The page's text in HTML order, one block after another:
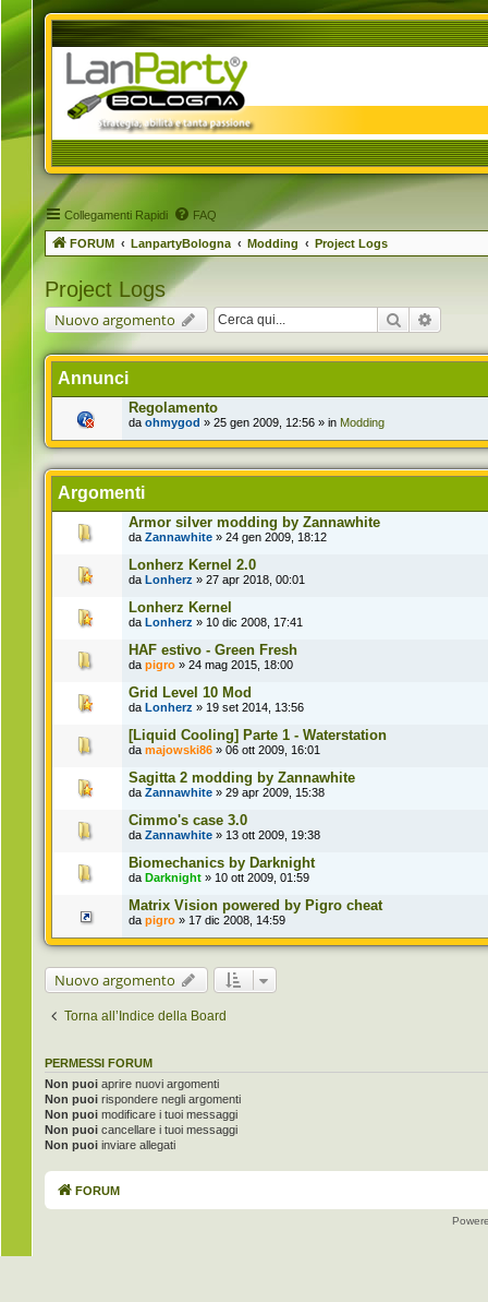
Collegamenti Rapidi FAQ
FORUM LanpartyBologna Modding Project Logs
Project Logs
Nuovo argomento Cerca
Annunci
Regolamento
da ohmygod » 25 gen 2009, 12:56 » in Modding
Argomenti
Armor silver modding by Zannawhite
da Zannawhite » 24 gen 2009, 18:12
Lonherz Kernel 2.0
da Lonherz » 27 apr 2018, 00:01
Lonherz Kernel
da Lonherz » 10 dic 2008, 17:41
HAF estivo - Green Fresh
da pigro » 24 mag 2015, 18:00
Grid Level 10 Mod
da Lonherz » 19 set 2014, 13:56
[Liquid Cooling] Parte 1 - Waterstation
da majowski86 » 06 ott 2009, 16:01
Sagitta 2 modding by Zannawhite
da Zannawhite » 29 apr 2009, 15:38
Cimmo's case 3.0
da Zannawhite » 13 ott 2009, 19:38
Biomechanics by Darknight
da Darknight » 10 ott 2009, 01:59
Matrix Vision powered by Pigro cheat
da pigro » 17 dic 2008, 14:59
Nuovo argomento
Torna all’Indice della Board
PERMESSI FORUM
Non puoi aprire nuovi argomenti
Non puoi rispondere negli argomenti
Non puoi modificare i tuoi messaggi
Non puoi cancellare i tuoi messaggi
Non puoi inviare allegati
FORUM